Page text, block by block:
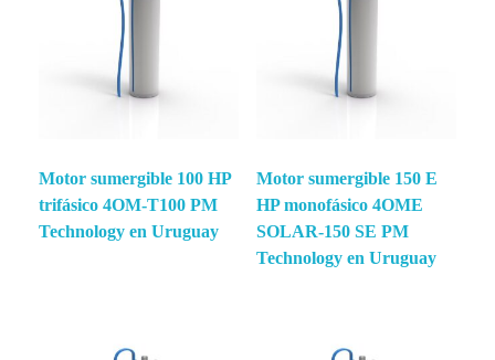
Motor sumergible 100 HP
trifásico 4OM-T100 PM
Technology en Uruguay
Motor sumergible 150 E
HP monofásico 4OME
SOLAR-150 SE PM
Technology en Uruguay